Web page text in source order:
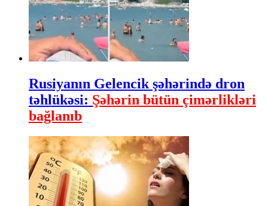
Rusiyanın Gelencik şəhərində dron
təhlükəsi: Şəhərin bütün çimərlikləri
bağlanıb